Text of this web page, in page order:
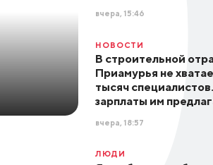
вчера, 15:46
НОВОСТИ
В строительной
Приамурья не
тысяч
зарплаты им
вчера, 18:57
ЛЮДИ